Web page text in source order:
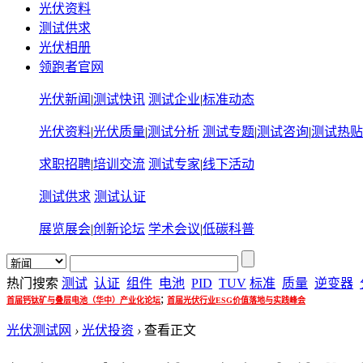
光伏资料
测试供求
光伏相册
领跑者官网
光伏新闻 |测试快讯 测试企业|标准动态
光伏资料|光伏质量|测试分析 测试专题|测试咨询|测试热贴
求职招聘|培训交流 测试专家|线下活动
测试供求 测试认证
展览展会|创新论坛 学术会议|低碳科普
热门搜索 测试 认证 组件 电池 PID TUV 标准 质量 逆变器
首届钙钛矿与叠层电池（华中）产业化论坛; 首届光伏行业ESG价值落地与实践峰会
光伏测试网 › 光伏投资 › 查看正文